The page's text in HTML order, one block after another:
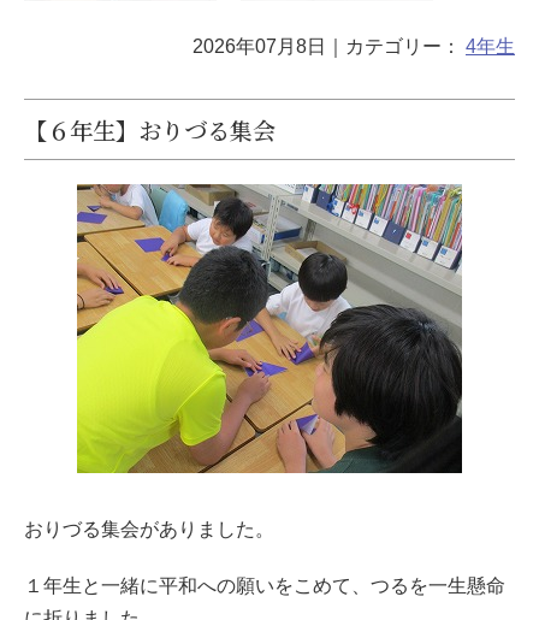
2026年07月8日 ｜カテゴリー： 4年生
【６年生】おりづる集会
おりづる集会がありました。
１年生と一緒に平和への願いをこめて、つるを一生懸命